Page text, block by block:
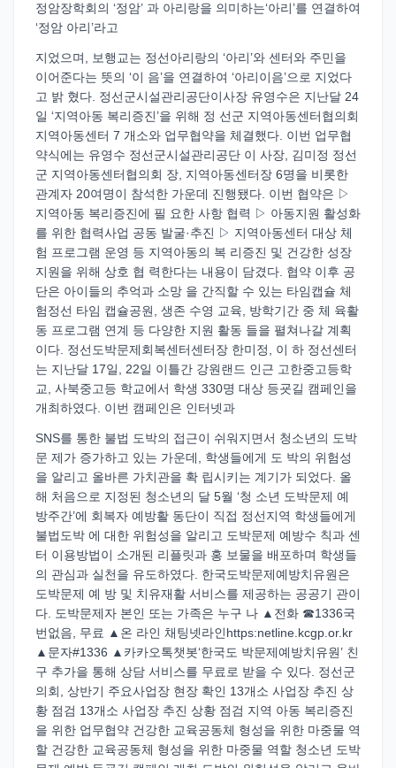
정암장학회의 ‘정암’ 과 아리랑을 의미하는‘아리’를 연결하여
‘정암 아리’라고
지었으며, 보행교는 정선아리랑의 ‘아리’와 센터와 주민을
이어준다는 뜻의 ‘이 음’을 연결하여 ‘아리이음’으로 지었다
고 밝 혔다. 정선군시설관리공단이사장 유영수은 지난달 24
일 ‘지역아동 복리증진’을 위해 정 선군 지역아동센터협의회
지역아동센터 7 개소와 업무협약을 체결했다. 이번 업무협
약식에는 유영수 정선군시설관리공단 이 사장, 김미정 정선
군 지역아동센터협의회 장, 지역아동센터장 6명을 비롯한
관계자 20여명이 참석한 가운데 진행됐다. 이번 협약은 ▷
지역아동 복리증진에 필 요한 사항 협력 ▷ 아동지원 활성화
를 위한 협력사업 공동 발굴·추진 ▷ 지역아동센터 대상 체
험 프로그램 운영 등 지역아동의 복 리증진 및 건강한 성장
지원을 위해 상호 협 력한다는 내용이 담겼다. 협약 이후 공
단은 아이들의 추억과 소망 을 간직할 수 있는 타임캡슐 체
험정선 타임 캡슐공원, 생존 수영 교육, 방학기간 중 체 육활
동 프로그램 연계 등 다양한 지원 활동 들을 펼쳐나갈 계획
이다. 정선도박문제회복센터센터장 한미정, 이 하 정선센터
는 지난달 17일, 22일 이틀간 강원랜드 인근 고한중고등학
교, 사북중고등 학교에서 학생 330명 대상 등굣길 캠페인을
개최하였다. 이번 캠페인은 인터넷과
SNS를 통한 불법 도박의 접근이 쉬워지면서 청소년의 도박
문 제가 증가하고 있는 가운데, 학생들에게 도 박의 위험성
을 알리고 올바른 가치관을 확 립시키는 계기가 되었다. 올
해 처음으로 지정된 청소년의 달 5월 ‘청 소년 도박문제 예
방주간’에 회복자 예방활 동단이 직접 정선지역 학생들에게
불법도박 에 대한 위험성을 알리고 도박문제 예방수 칙과 센
터 이용방법이 소개된 리플릿과 홍 보물을 배포하며 학생들
의 관심과 실천을 유도하였다. 한국도박문제예방치유원은
도박문제 예 방 및 치유재활 서비스를 제공하는 공공기 관이
다. 도박문제자 본인 또는 가족은 누구 나 ▲전화 ☎1336국
번없음, 무료 ▲온 라인 채팅넷라인https:netline.kcgp.or.kr
▲문자#1336 ▲카카오톡챗봇‘한국도 박문제예방치유원’ 친
구 추가을 통해 상담 서비스를 무료로 받을 수 있다. 정선군
의회, 상반기 주요사업장 현장 확인 13개소 사업장 추진 상
황 점검 13개소 사업장 추진 상황 점검 지역 아동 복리증진
을 위한 업무협약 건강한 교육공동체 형성을 위한 마중물 역
할 건강한 교육공동체 형성을 위한 마중물 역할 청소년 도박